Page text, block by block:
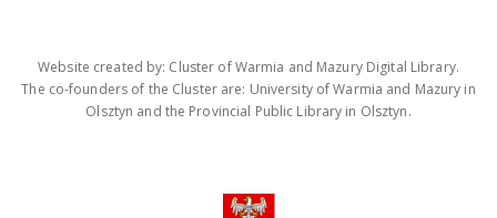
Website created by: Cluster of Warmia and Mazury Digital Library.
The co-founders of the Cluster are: University of Warmia and Mazury in
Olsztyn and the Provincial Public Library in Olsztyn.